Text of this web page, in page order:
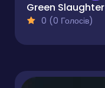
Green Slaughter
0 (0 Голосів)